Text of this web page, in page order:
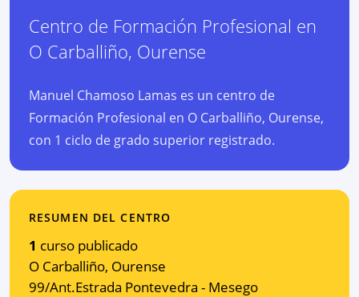
Centro de Formación Profesional en
O Carballiño, Ourense
Manuel Chamoso Lamas es un centro de
Formación Profesional en O Carballiño, Ourense,
con 1 ciclo de grado superior registrado.
RESUMEN DEL CENTRO
1 curso publicado
O Carballiño, Ourense
99/Ant.Estrada Pontevedra - Mesego